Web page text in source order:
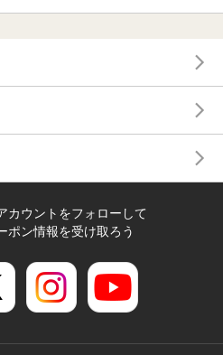
カウントをフォローして
ポン情報を受け取ろう